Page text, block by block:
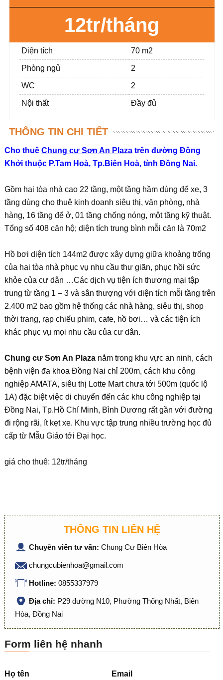
12tr/tháng
Diện tích 70 m2
Phòng ngủ 2
WC 2
Nội thất Đầy đủ
THÔNG TIN CHI TIẾT
Cho thuê Chung cư Sơn An Plazatrên đường Đồng
Khởi thuộc P.Tam Hoà, Tp.Biên Hoà, tỉnh Đồng Nai.
Gồm hai tòa nhà cao 22 tầng, một tầng hầm dùng để xe, 3
tầng dùng cho thuê kinh doanh siêu thị, văn phòng, nhà
hàng, 16 tầng để ở, 01 tầng chống nóng, một tầng kỹ thuật.
Tổng số 408 căn hộ; diện tích trung bình mỗi căn là 70m2
Hồ bơi diện tích 144m2 được xây dựng giữa khoảng trống
của hai tòa nhà phục vụ nhu cầu thư giãn, phục hồi sức
khỏe của cư dân …Các dịch vụ tiện ích thương mại tập
trung từ tầng 1 – 3 và sân thượng với diện tích mỗi tầng trên
2.400 m2 bao gồm hệ thống các nhà hàng, siêu thị, shop
thời trang, rạp chiếu phim, cafe, hồ bơi… và các tiện ích
khác phục vụ mọi nhu cầu của cư dân.
Chung cư Sơn An Plazanằm trong khu vực an ninh, cách
bệnh viện đa khoa Đồng Nai chỉ 200m, cách khu công
nghiệp AMATA, siêu thị Lotte Mart chưa tới 500m (quốc lộ
1A) đặc biệt việc di chuyển đến các khu công nghiệp tại
Đồng Nai, Tp.Hồ Chí Minh, Bình Dương rất gần với đường
đi rộng rãi, ít kẹt xe. Khu vực tập trung nhiều trường học đủ
cấp từ Mẫu Giáo tới Đại học.
giá cho thuê: 12tr/tháng
THÔNG TIN LIÊN HỆ
Chuyên viên tư vấn: Chung Cư Biên Hòa
chungcubienhoa@gmail.com
Hotline: 0855337979
Địa chỉ: P29 đường N10, Phường Thống Nhất, Biên
Hòa, Đồng Nai
Form liên hệ nhanh
Họ tên Email